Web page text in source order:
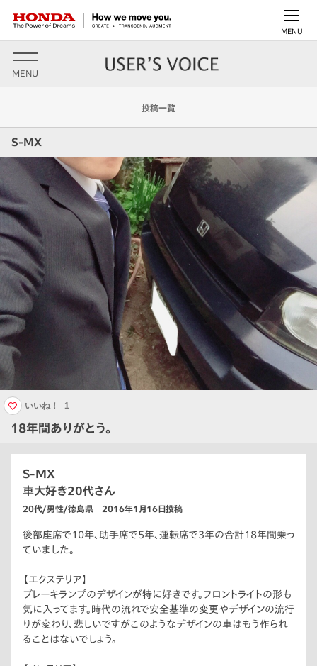
MENU
MENU
投稿一覧
S-MX
18年間ありがとう。
いいね！ 1
S-MX
車大好き20代さん
20代/男性/徳島県 2016年1月16日投稿
後部座席で10年、助手席で5年、運転席で3年の合計18年間乗っ
ていました。
【エクステリア】
ブレーキランプのデザインが特に好きです。フロントライトの形も
気に入ってます。時代の流れで安全基準の変更やデザインの流行
りが変わり、悲しいですがこのようなデザインの車はもう作られ
ることはないでしょう。